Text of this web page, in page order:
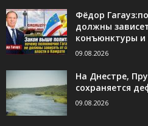
Фёдор
должны
конъюнктуры и
09.08.2026
На Днестре,
сохраняется
09.08.2026